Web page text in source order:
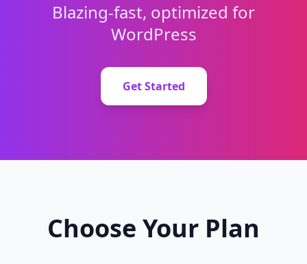
Blazing-fast, optimized for
WordPress
Get Started
Choose Your Plan